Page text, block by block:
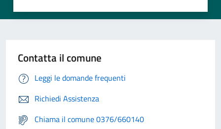
Contatta il comune
Leggi le domande frequenti
Richiedi Assistenza
Chiama il comune 0376/660140